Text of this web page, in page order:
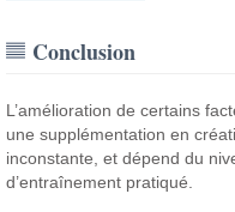
Conclusion
L’amélioration de certains
une supplémentation en
inconstante, et dépend du
d’entraînement pratiqué.